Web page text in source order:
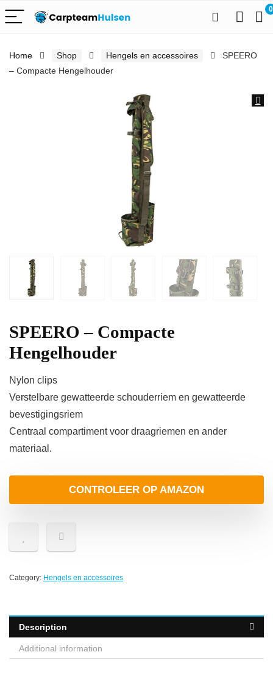
0
Home Shop Hengels en accessoires
SPEERO
– Compacte Hengelhouder
SPEERO – Compacte
Hengelhouder
Nylon clips
Verstelbare gewatteerde schouderriem en gewatteerde
bevestigingsriem
Centraal compartiment voor draagriemen en ander
materiaal.
CONTROLEER OP AMAZON
Category: Hengels en accessoires
Description
Additional information